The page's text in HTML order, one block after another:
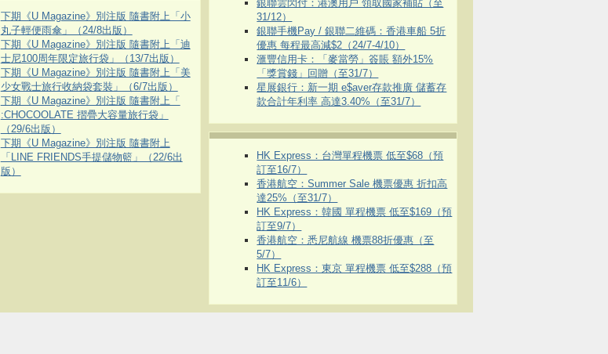
下期《U Magazine》別注版 隨書附上「小
丸子輕便雨傘」（24/8出版）
下期《U Magazine》別注版 隨書附上「迪
士尼100周年限定旅行袋」（13/7出版）
下期《U Magazine》別注版 隨書附上「美
少女戰士旅行收納袋套裝」（6/7出版）
下期《U Magazine》別注版 隨書附上「
:CHOCOOLATE 摺疊大容量旅行袋」
（29/6出版）
下期《U Magazine》別注版 隨書附上
「LINE FRIENDS手提儲物籃」（22/6出
版）
銀聯雲閃付：港澳用戶 領取國家補貼（至
31/12）
銀聯手機Pay / 銀聯二維碼：香港車船 5折
優惠 每程最高減$2（24/7-4/10）
滙豐信用卡：「麥當勞」簽賬 額外15%
「獎賞錢」回贈（至31/7）
星展銀行：新一期 e$aver存款推廣 儲蓄存
款合計年利率 高達3.40%（至31/7）
HK Express：台灣單程機票 低至$68（預
訂至16/7）
香港航空：Summer Sale 機票優惠 折扣高
達25%（至31/7）
HK Express：韓國 單程機票 低至$169（預
訂至9/7）
香港航空：悉尼航線 機票88折優惠（至
5/7）
HK Express：東京 單程機票 低至$288（預
訂至11/6）